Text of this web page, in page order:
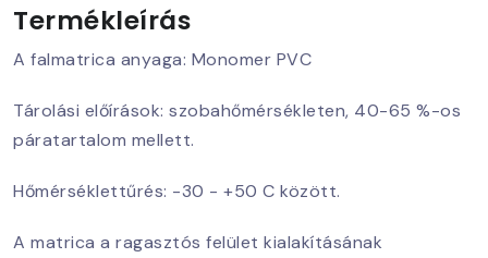
Termékleírás
A falmatrica anyaga: Monomer PVC
Tárolási előírások: szobahőmérsékleten, 40-65 %-os
páratartalom mellett.
Hőmérséklettűrés: -30 - +50 C között.
A matrica a ragasztós felület kialakításának